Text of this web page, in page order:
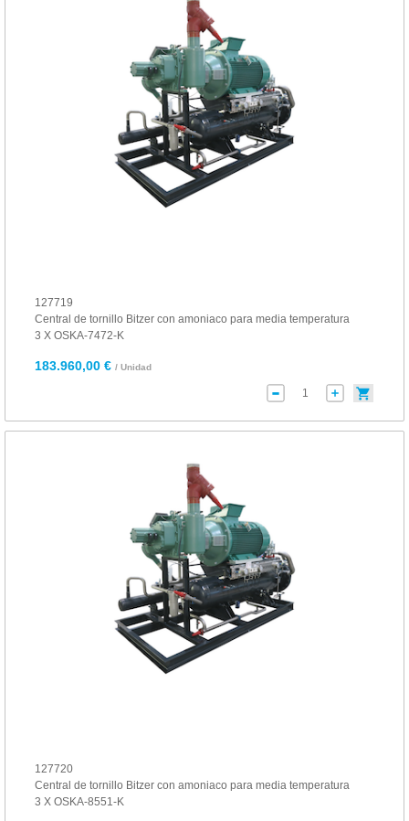
127719
Central de tornillo Bitzer con amoniaco para media temperatura
3 X OSKA-7472-K
183.960,00 € / Unidad
127720
Central de tornillo Bitzer con amoniaco para media temperatura
3 X OSKA-8551-K